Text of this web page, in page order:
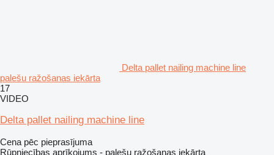
Delta pallet nailing machine line
palešu ražošanas iekārta
17
VIDEO
Delta pallet nailing machine line
Cena pēc pieprasījuma
Rūpniecības aprīkojums - palešu ražošanas iekārta